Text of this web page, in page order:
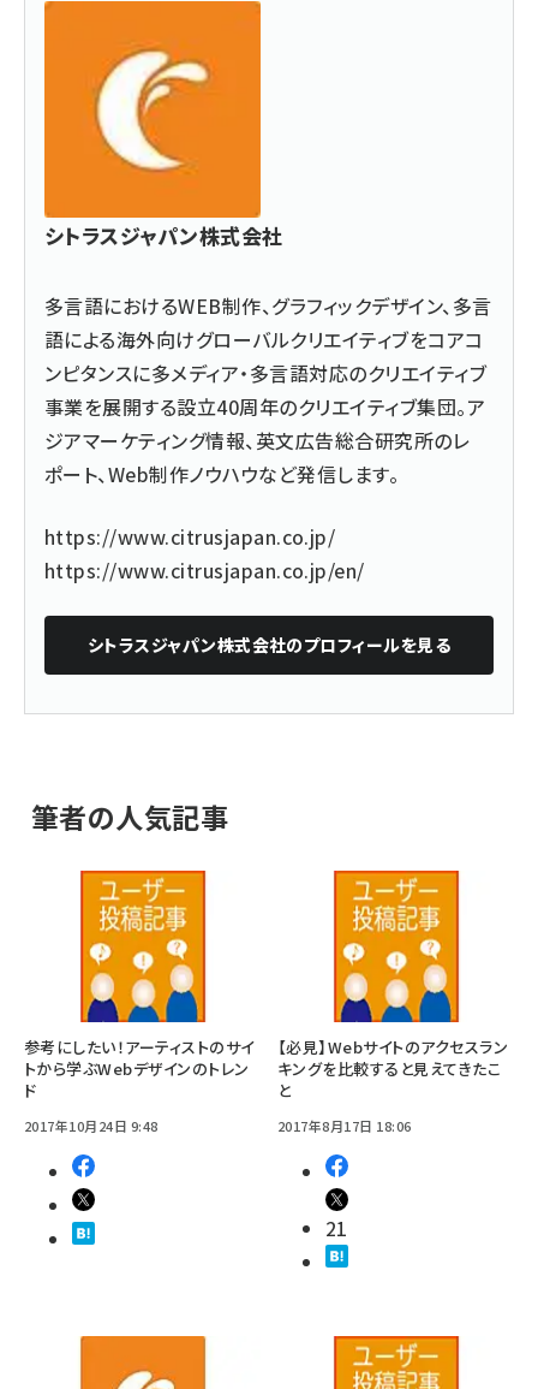
シトラスジャパン株式会社
多言語におけるWEB制作、グラフィックデザイン、多言
語による海外向けグローバルクリエイティブをコアコ
ンピタンスに多メディア・多言語対応のクリエイティブ
事業を展開する設立40周年のクリエイティブ集団。ア
ジアマーケティング情報、英文広告総合研究所のレ
ポート、Web制作ノウハウなど発信します。
https://www.citrusjapan.co.jp/
https://www.citrusjapan.co.jp/en/
シトラスジャパン株式会社のプロフィールを見る
筆者の人気記事
参考にしたい！アーティストのサイ
トから学ぶWebデザインのトレン
ド
2017年10月24日 9:48
【必見】Webサイトのアクセスラン
キングを比較すると見えてきたこ
と
2017年8月17日 18:06
21